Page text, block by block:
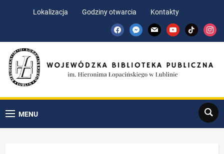
Lokalizacja Godziny otwarcia
Kontakty
facebookmessenger
mail youtubetiktok
MENU
Search